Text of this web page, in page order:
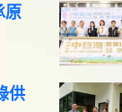
原
供